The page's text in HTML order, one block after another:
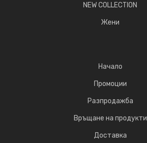
NEW COLLECTION
Жени
Начало
Промоции
Разпродажба
Връщане на продукти
Доставка